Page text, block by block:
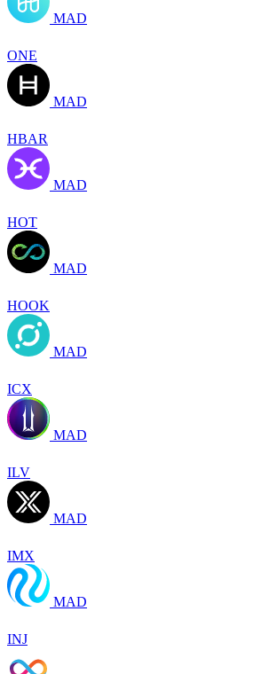
MAD
ONE
MAD
HBAR
MAD
HOT
MAD
HOOK
MAD
ICX
MAD
ILV
MAD
IMX
MAD
INJ